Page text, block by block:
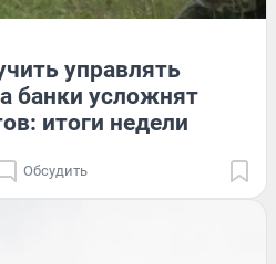
управлять
банки усложнят
итоги недели
Обсудить